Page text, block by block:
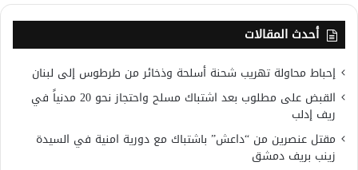
أحدث المقالات
إحباط محاولة تهريب شحنة أسلحة وذخائر من طرطوس إلى لبنان
القبض على مطلوب بعد اشتباك مسلح واحتجاز نحو 20 مدنياً في
ريف إدلب
مقتل عنصرين من “داعش” باشتباك مع دورية امنية في السيدة
زينب بريف دمشق